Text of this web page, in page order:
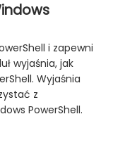
za
pomocą
za pomocą
zaplanowanych.
i zapewni
wyjaśnia, jak
Wyjaśnia
z
PowerShell.